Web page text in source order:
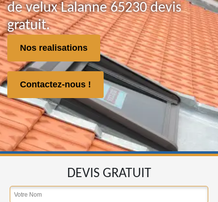
de velux Lalanne 65230 devis
gratuit.
Nos realisations
Contactez-nous !
DEVIS GRATUIT